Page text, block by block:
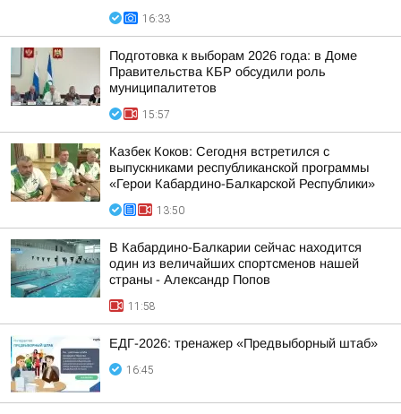
16:33
Подготовка к выборам 2026 года: в Доме
Правительства КБР обсудили роль
муниципалитетов
15:57
Казбек Коков: Сегодня встретился с
выпускниками республиканской программы
«Герои Кабардино-Балкарской Республики»
13:50
В Кабардино-Балкарии сейчас находится
один из величайших спортсменов нашей
страны - Александр Попов
11:58
ЕДГ-2026: тренажер «Предвыборный штаб»
16:45